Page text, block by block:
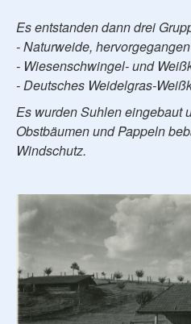
Es entstanden dann drei
- Naturweide,
- Wiesenschwingel- und
- Deutsches Weidelgras-
Es wurden Suhlen eingebaut
Obstbäumen und Pappeln
Windschutz.